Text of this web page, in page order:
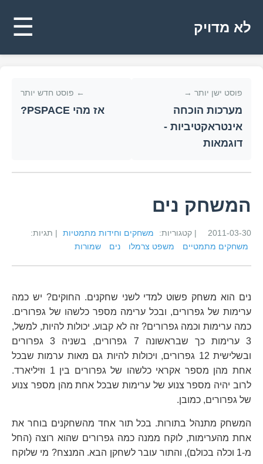
לא מדויק ☰
פוסט ישן יותר →
מערכות הוכחה
אינטראקטיביות -
דוגמאות
← פוסט חדש יותר
אז מהי PSPACE?
המשחק נים
2011-03-30 | קטגוריות: משחקים וחידות מתמטיות
| תגיות:
משחקים מתמטיים
משפט צרמלו נים שמורות
נים הוא משחק פשוט למדי לשני שחקנים. החוקים? יש כמה
ערימות של גפרורים, ובכל ערימה מספר כלשהו של גפרורים.
כמה ערימות וכמה גפרורים? זה לא קבוע. יכולות להיות, למשל,
3 ערימות כך שבראשונה 7 גפרורים, בשניה 3 גפרורים
ובשלישית 12 גפרורים, ויכולות להיות גם מאות ערמות שבכל
אחת מהן מספר אקראי כלשהו של גפרורים בין 1 וזיליארד.
לרוב יהיה מספר צנוע של ערימות שבכל אחת מהן מספר צנוע
של גפרורים, כמובן.
המשחק מתנהל בתורות. בכל תור אחד מהשחקנים בוחר את
אחת מהערימות, לוקח ממנה כמה גפרורים שהוא רוצה (החל
מ-1 וכלה בכולם), והתור עובר לשחקן הבא. המנצח? מי שלוקח